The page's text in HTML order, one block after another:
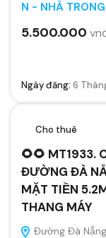
N - NHÀ
5.500.000
Ngày đăng: 6
Cho thuê
🌻🌻 MT1933.
ĐƯỜNG ĐÀ
MẶT TIỀN
THANG MÁY
Đường Đà